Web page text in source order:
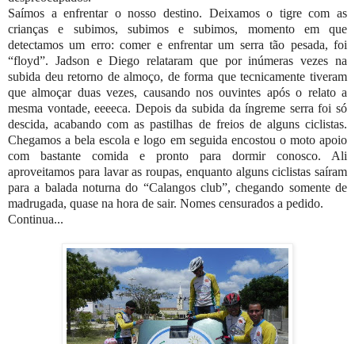
Saímos a enfrentar o nosso destino. Deixamos o tigre com as
crianças e subimos, subimos e subimos, momento em que
detectamos um erro: comer e enfrentar um serra tão pesada, foi
“floyd”. Jadson e Diego relataram que por inúmeras vezes na
subida deu retorno de almoço, de forma que tecnicamente tiveram
que almoçar duas vezes, causando nos ouvintes após o relato a
mesma vontade, eeeeca. Depois da subida da íngreme serra foi só
descida, acabando com as pastilhas de freios de alguns ciclistas.
Chegamos a bela escola e logo em seguida encostou o moto apoio
com bastante comida e pronto para dormir conosco. Ali
aproveitamos para lavar as roupas, enquanto alguns ciclistas saíram
para a balada noturna do “Calangos club”, chegando somente de
madrugada, quase na hora de sair. Nomes censurados a pedido.
Continua...